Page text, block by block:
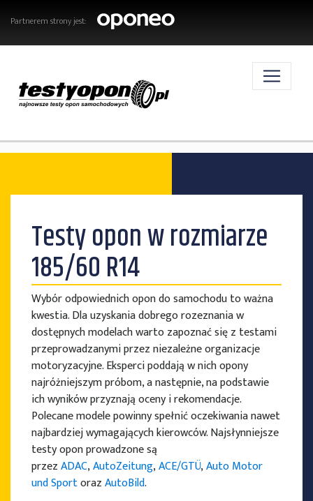
Partnerem strony jest:
AKTUALNOŚCI
OPONY
TESTY OPON
PRODUCENCI OPON
Testy opon w rozmiarze
185/60 R14
Wybór odpowiednich opon do samochodu to ważna
kwestia. Dla uzyskania dobrego rozeznania w
dostępnych modelach warto zapoznać się z testami
przeprowadzanymi przez niezależne organizacje
motoryzacyjne. Eksperci poddają w nich opony
najróżniejszym próbom, a następnie, na podstawie
ich wyników przyznają oceny i rekomendacje.
Polecane modele powinny spełnić oczekiwania nawet
najbardziej wymagających kierowców. Najsłynniejsze
testy opon prowadzone są
przezADAC,AutoZeitung,ACE/GTÜ,Auto Motor
und SportorazAutoBild.